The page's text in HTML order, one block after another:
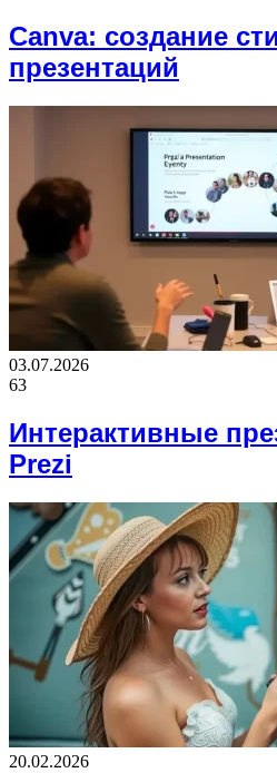
Canva: создание
презентаций
03.07.2026
63
Интерактивные
Prezi
20.02.2026